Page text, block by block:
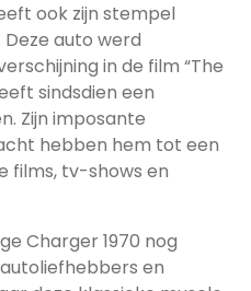
ook zijn stempel
auto werd
in de film “The
sindsdien een
Zijn imposante
hebben hem tot een
films, tv-shows en
Charger 1970 nog
en